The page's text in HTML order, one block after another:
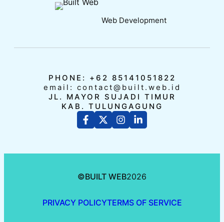
Web Development
PHONE: +62 85141051822
email: contact@built.web.id
JL. MAYOR SUJADI TIMUR
KAB. TULUNGAGUNG
©BUILT WEB2026
PRIVACY POLICYTERMS OF SERVICE